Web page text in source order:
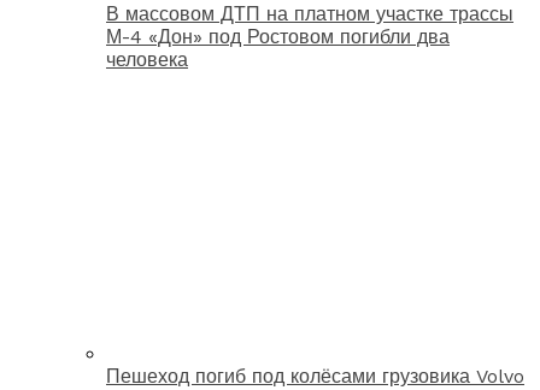
В массовом ДТП на платном участке трассы
М-4 «Дон» под Ростовом погибли два
человека
Пешеход погиб под колёсами грузовика Volvo